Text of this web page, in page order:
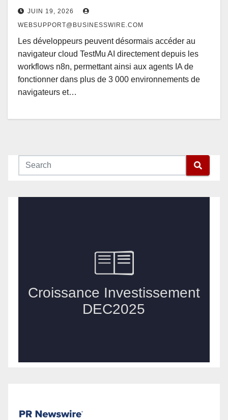
JUIN 19, 2026
WEBSUPPORT@BUSINESSWIRE.COM
Les développeurs peuvent désormais accéder au
navigateur cloud TestMu AI directement depuis les
workflows n8n, permettant ainsi aux agents IA de
fonctionner dans plus de 3 000 environnements de
navigateurs et…